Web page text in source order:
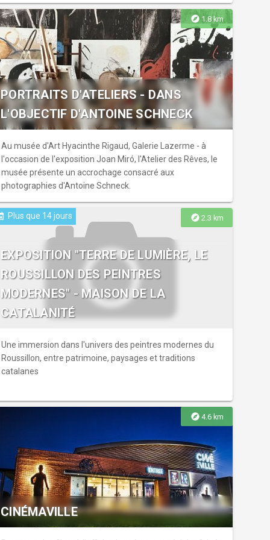
explore 1.8 km
PORTRAITS D'ATELIERS - DANS
L'OBJECTIF D'ANTOINE SCHNECK
Au musée d'Art Hyacinthe Rigaud, Galerie Lazerme - à
l'occasion de l'exposition Joan Miró, l'Atelier des Rêves, le
musée présente un accrochage consacré aux
photographies d'Antoine Schneck.
explore 2.3 km
Plus que 14 jours
EXPOSITION "TERRE DE LUMIÈRE, LE
ROUSSILLON DES PEINTRES
MODERNES" - MAISON DE LA
CATALANITÉ
Une immersion dans l'univers des peintres modernes du
Roussillon, entre patrimoine, paysages et traditions
catalanes
explore 4.6 km
CINÉMAVILLE